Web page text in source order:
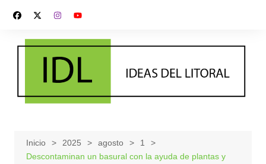
contenido
Inicio 2025 agosto
1
Descontaminan un basural con la ayuda de plantas y